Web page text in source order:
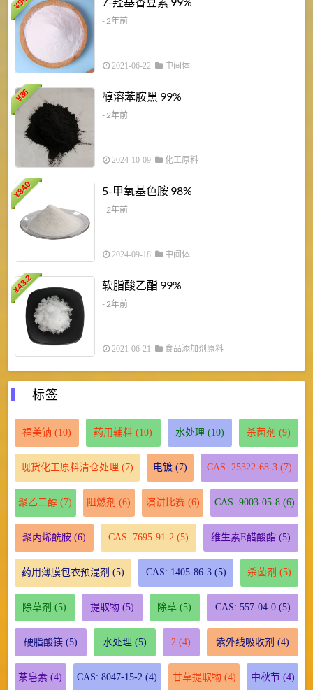
¥
- 2年前
2021-06-22 中间体
¥
36 醇溶苯胺黑 99%
- 2年前
2024-10-09 化工原料
¥
840 5-甲氧基色胺 98%
- 2年前
2024-09-18 中间体
¥
43.2 软脂酸乙酯 99%
- 2年前
2021-06-21 食品添加剂原料
标签
福美钠 (10) 药用辅料 (10) 水处理 (10) 杀菌剂 (9)
现货化工原料清仓处理 (7) 电镀 (7) CAS: 25322-68-3 (7)
聚乙二醇 (7) 阻燃剂 (6) 演讲比赛(6) CAS: 9003-05-8(6)
聚丙烯酰胺(6) CAS: 7695-91-2 (5) 维生素E醋酸酯 (5)
药用薄膜包衣预混剂 (5) CAS: 1405-86-3(5) 杀菌剂 (5)
除草剂 (5) 提取物(5) 除草 (5) CAS: 557-04-0(5)
硬脂酸镁(5) 水处理 (5) 2 (4) 紫外线吸收剂 (4)
茶皂素 (4) CAS: 8047-15-2 (4) 甘草提取物(4) 中秋节(4)